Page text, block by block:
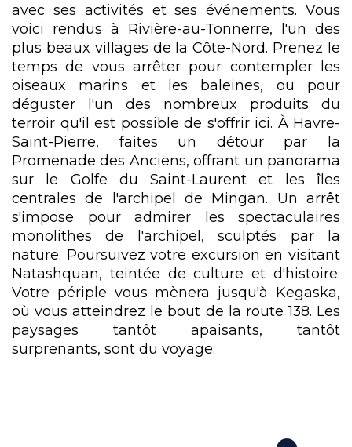
avec ses activités et ses événements. Vous
voici rendus à Rivière-au-Tonnerre, l'un des
plus beaux villages de la Côte-Nord. Prenez le
temps de vous arrêter pour contempler les
oiseaux marins et les baleines, ou pour
déguster l'un des nombreux produits du
terroir qu'il est possible de s'offrir ici. À Havre-
Saint-Pierre, faites un détour par la
Promenade des Anciens, offrant un panorama
sur le Golfe du Saint-Laurent et les îles
centrales de l'archipel de Mingan. Un arrêt
s'impose pour admirer les spectaculaires
monolithes de l'archipel, sculptés par la
nature. Poursuivez votre excursion en visitant
Natashquan, teintée de culture et d'histoire.
Votre périple vous mènera jusqu'à Kegaska,
où vous atteindrez le bout de la route 138. Les
paysages tantôt apaisants, tantôt
surprenants, sont du voyage.